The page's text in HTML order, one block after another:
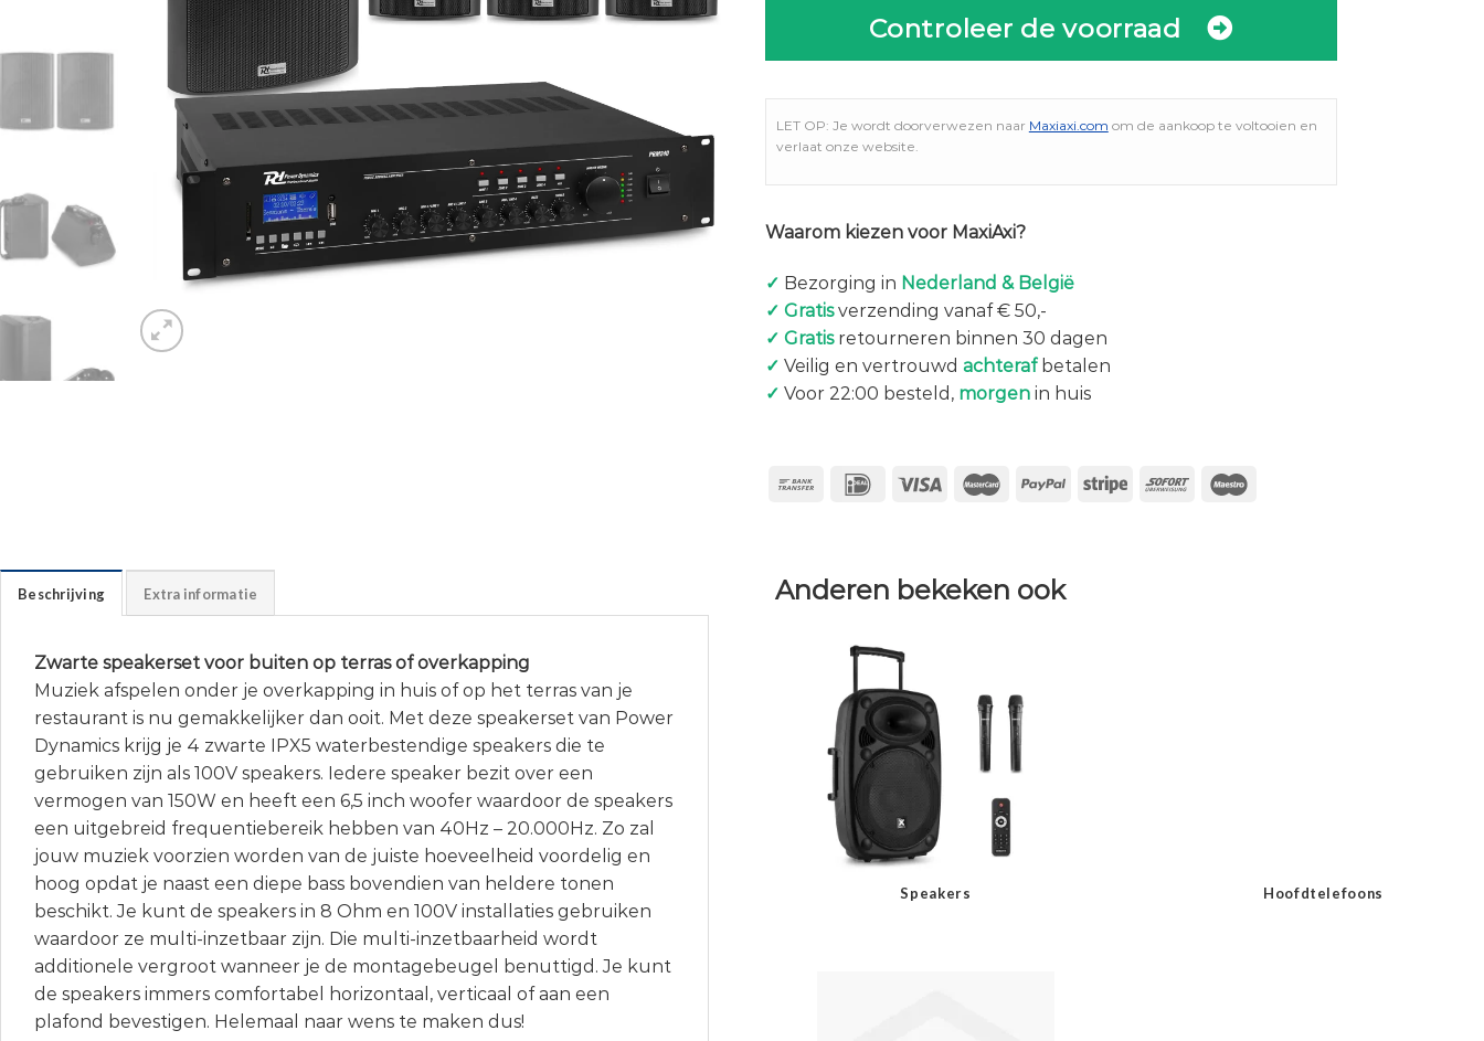
Controleer de voorraad
LET OP: Je wordt doorverwezen naar Maxiaxi.com om de aankoop te voltooien en
verlaat onze website.
Waarom kiezen voor MaxiAxi?
✓ Bezorging in Nederland & België
✓ Gratisverzending vanaf € 50,-
✓ Gratisretourneren binnen 30 dagen
✓ Veilig en vertrouwd achterafbetalen
✓ Voor 22:00 besteld, morgenin huis
Beschrijving Extra informatie
Zwarte speakerset voor buiten op terras of overkapping
Muziek afspelen onder je overkapping in huis of op het terras van je
restaurant is nu gemakkelijker dan ooit. Met deze speakerset van Power
Dynamics krijg je 4 zwarte IPX5 waterbestendige speakers die te
gebruiken zijn als 100V speakers. Iedere speaker bezit over een
vermogen van 150W en heeft een 6,5 inch woofer waardoor de speakers
een uitgebreid frequentiebereik hebben van 40Hz – 20.000Hz. Zo zal
jouw muziek voorzien worden van de juiste hoeveelheid voordelig en
hoog opdat je naast een diepe bass bovendien van heldere tonen
beschikt. Je kunt de speakers in 8 Ohm en 100V installaties gebruiken
waardoor ze multi-inzetbaar zijn. Die multi-inzetbaarheid wordt
additionele vergroot wanneer je de montagebeugel benuttigd. Je kunt
de speakers immers comfortabel horizontaal, verticaal of aan een
plafond bevestigen. Helemaal naar wens te maken dus!
Anderen bekeken ook
Speakers Hoofdtelefoons